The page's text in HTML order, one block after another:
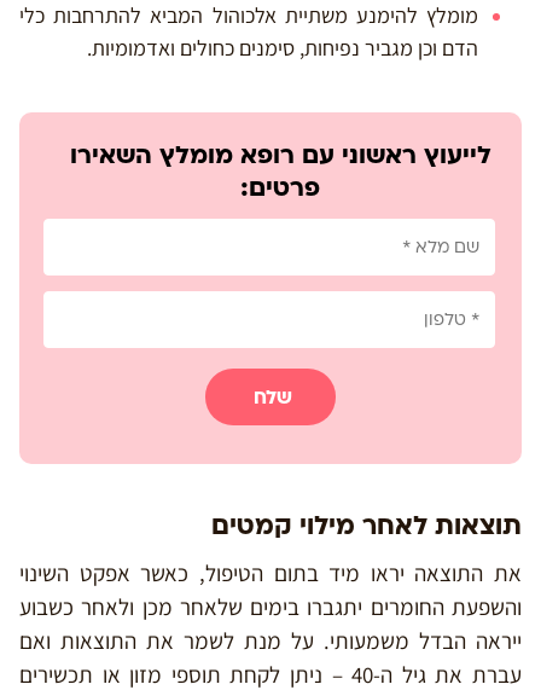
מומלץ להימנע משתיית אלכוהול המביא להתרחבות כלי
הדם וכן מגביר נפיחות, סימנים כחולים ואדמומיות.
לייעוץ ראשוני עם רופא מומלץ השאירו
פרטים:
שלח
תוצאות לאחר מילוי קמטים
את התוצאה יראו מיד בתום הטיפול, כאשר אפקט השינוי
והשפעת החומרים יתגברו בימים שלאחר מכן ולאחר כשבוע
ייראה הבדל משמעותי. על מנת לשמר את התוצאות ואם
עברת את גיל ה-40 – ניתן לקחת תוספי מזון או תכשירים